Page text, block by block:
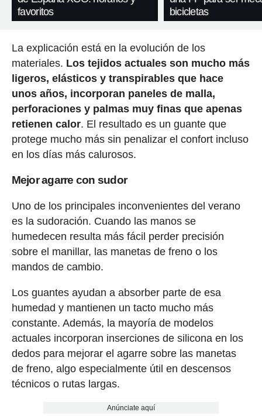
favoritos
bicicletas
La explicación está en la evolución de los
materiales. Los tejidos actuales son mucho más
ligeros, elásticos y transpirables que hace
unos años, incorporan paneles de malla,
perforaciones y palmas muy finas que apenas
retienen calor. El resultado es un guante que
protege mucho más sin penalizar el confort incluso
en los días más calurosos.
Mejor agarre con sudor
Uno de los principales inconvenientes del verano
es la sudoración. Cuando las manos se
humedecen resulta más fácil perder precisión
sobre el manillar, las manetas de freno o los
mandos de cambio.
Los guantes ayudan a absorber parte de esa
humedad y mantienen un tacto mucho más
constante. Además, la mayoría de modelos
actuales incorporan inserciones de silicona en los
dedos para mejorar el agarre sobre las manetas
de freno, algo especialmente útil en descensos
técnicos o rutas largas.
Anúnciate aquí